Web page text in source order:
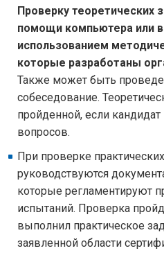
Проверку теоретических
помощи компьютера или
использованием
которые разработаны
Также может быть
собеседование.
пройденной, если
вопросов.
При проверке
руководствуются
которые регламентируют
испытаний. Проверка
выполнил практическое
заявленной области